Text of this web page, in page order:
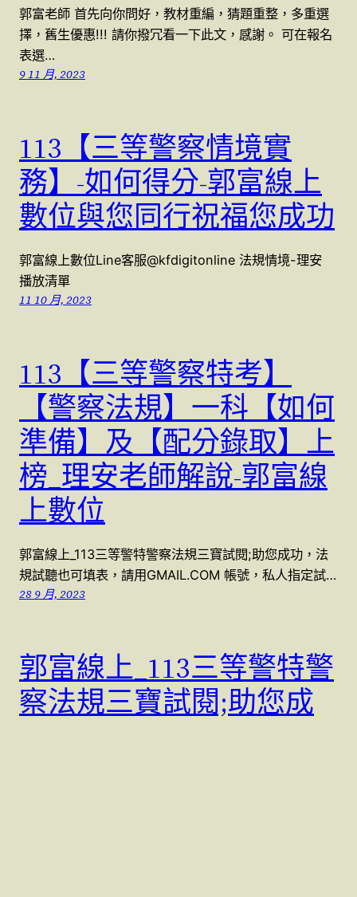
郭富老師 首先向你問好，教材重編，猜題重整，多重選
擇，舊生優惠!!! 請你撥冗看一下此文，感謝。 可在報名
表選…
9 11 月, 2023
113【三等警察情境實
務】-如何得分-郭富線上
數位與您同行祝福您成功
郭富線上數位Line客服@kfdigitonline 法規情境-理安
播放清單
11 10 月, 2023
113【三等警察特考】
【警察法規】一科【如何
準備】及【配分錄取】上
榜_理安老師解說-郭富線
上數位
郭富線上_113三等警特警察法規三寶試閱;助您成功，法
規試聽也可填表，請用GMAIL.COM 帳號，私人指定試…
28 9 月, 2023
郭富線上_113三等警特警
察法規三寶試閱;助您成